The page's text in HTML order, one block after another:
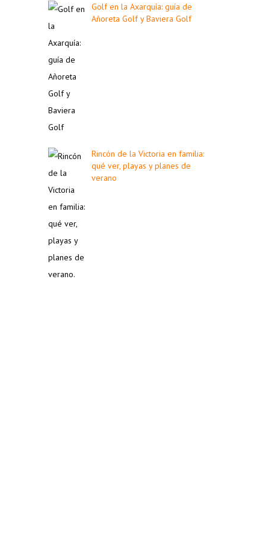
Golf en la Axarquía: guía de
Añoreta Golf y Baviera Golf
Rincón de la Victoria en familia:
qué ver, playas y planes de
verano